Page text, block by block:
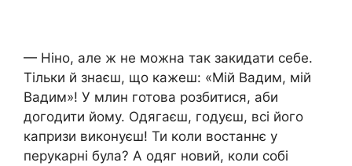
— Ніно, але ж не можна так закидати себе.
Тільки й знаєш, що кажеш: «Мій Вадим, мій
Вадим»! У млин готова розбитися, аби
догодити йому. Одягаєш, годуєш, всі його
капризи виконуєш! Ти коли востаннє у
перукарні була? А одяг новий, коли собі